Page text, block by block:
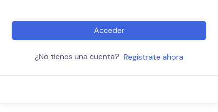
Acceder
¿No tienes una cuenta? Regístrate ahora